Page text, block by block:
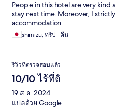
People in this hotel are very kind
stay next time. Moreover, I
accommodation.
shimizu, ทริป 1 คืน
รีวิวที่ตรวจสอบแล้ว
10/10 ไร้ที่ติ
19 ส.ค. 2024
แปลด้วย Google